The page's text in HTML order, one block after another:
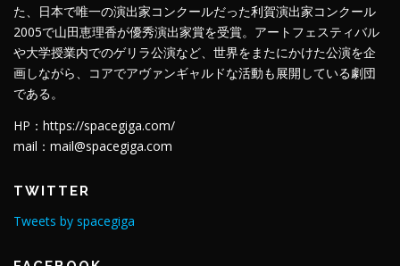
た、日本で唯一の演出家コンクールだった利賀演出家コンクール
2005で山田恵理香が優秀演出家賞を受賞。アートフェスティバル
や大学授業内でのゲリラ公演など、世界をまたにかけた公演を企
画しながら、コアでアヴァンギャルドな活動も展開している劇団
である。
HP：https://spacegiga.com/
mail：mail@spacegiga.com
TWITTER
Tweets by spacegiga